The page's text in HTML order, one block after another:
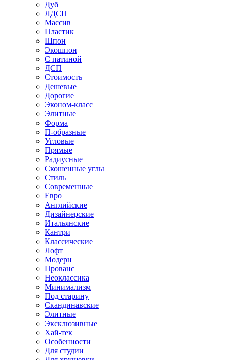
Дуб
ЛДСП
Массив
Пластик
Шпон
Экошпон
С патиной
ДСП
Стоимость
Дешевые
Дорогие
Эконом-класс
Элитные
Форма
П-образные
Угловые
Прямые
Радиусные
Скошенные углы
Стиль
Современные
Евро
Английские
Дизайнерские
Итальянские
Кантри
Классические
Лофт
Модерн
Прованс
Неоклассика
Минимализм
Под старину
Скандинавские
Элитные
Эксклюзивные
Хай-тек
Особенности
Для студии